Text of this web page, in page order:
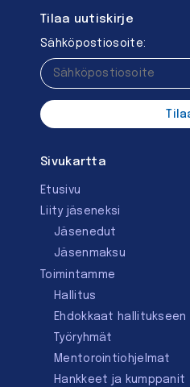
Tilaa uutiskirje
Sähköpostiosoite:
Sivukartta
Etusivu
Liity jäseneksi
Jäsenedut
Jäsenmaksu
Toimintamme
Hallitus
Ehdokkaat hallitukseen
Työryhmät
Mentorointi­ohjelmat
Hankkeet ja kumppanit